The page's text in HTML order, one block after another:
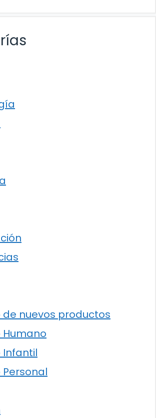
de nuevos productos
Humano
Infantil